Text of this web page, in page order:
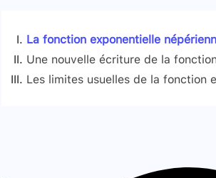
La fonction exponentielle
Une nouvelle écriture de la
Les limites usuelles de la fonction